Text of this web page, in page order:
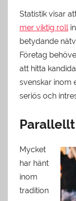
Statistik visar
mer viktig roll
betydande
Företag
att hitta
svenskar inom
seriös och
Mycket
har hänt
inom
tradition